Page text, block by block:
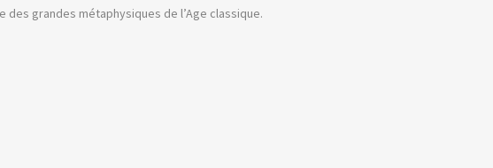
des grandes métaphysiques de l’Age classique.